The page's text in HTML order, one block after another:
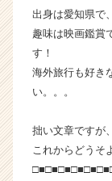
出身は愛知県で
趣味は映画鑑賞
す！
海外旅行も好き
い。。。
拙い文章ですが
これからどうそ